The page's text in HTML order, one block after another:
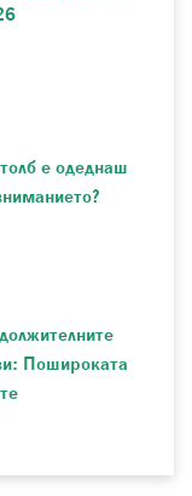
е одеднаш
Пошироката